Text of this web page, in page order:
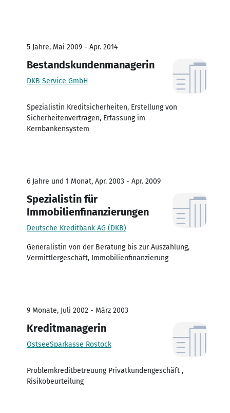
5 Jahre, Mai 2009 - Apr. 2014
Bestandskundenmanagerin
DKB Service GmbH
Spezialistin Kreditsicherheiten, Erstellung von
Sicherheitenverträgen, Erfassung im
Kernbankensystem
6 Jahre und 1 Monat, Apr. 2003 - Apr. 2009
Spezialistin für
Immobilienfinanzierungen
Deutsche Kreditbank AG (DKB)
Generalistin von der Beratung bis zur Auszahlung,
Vermittlergeschäft, Immobilienfinanzierung
9 Monate, Juli 2002 - März 2003
Kreditmanagerin
OstseeSparkasse Rostock
Problemkreditbetreuung Privatkundengeschäft ,
Risikobeurteilung